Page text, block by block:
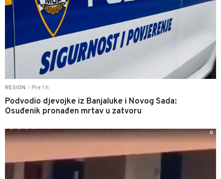
REGION Pre 1 h
Podvodio djevojke iz Banjaluke i Novog Sada:
Osuđenik pronađen mrtav u zatvoru
0